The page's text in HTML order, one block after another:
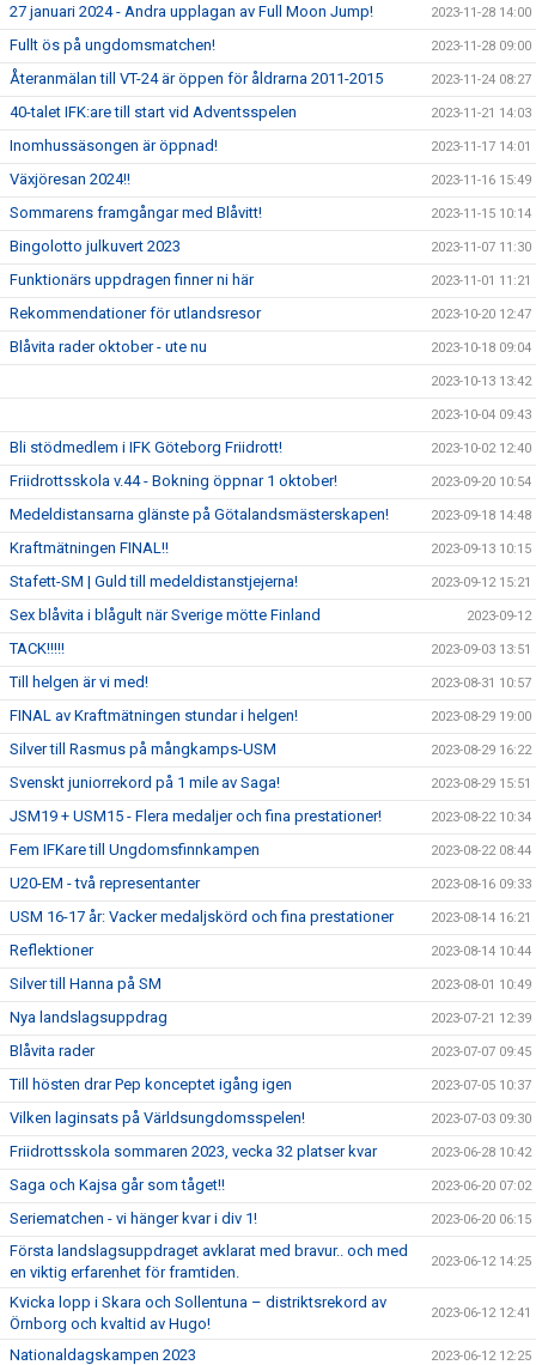
27 januari 2024 - Andra upplagan av Full Moon Jump! 2023-11-28 14:00
Fullt ös på ungdomsmatchen! 2023-11-28 09:00
Återanmälan till VT-24 är öppen för åldrarna 2011-2015 2023-11-24 08:27
40-talet IFK:are till start vid Adventsspelen 2023-11-21 14:03
Inomhussäsongen är öppnad! 2023-11-17 14:01
Växjöresan 2024!! 2023-11-16 15:49
Sommarens framgångar med Blåvitt! 2023-11-15 10:14
Bingolotto julkuvert 2023 2023-11-07 11:30
Funktionärs uppdragen finner ni här 2023-11-01 11:21
Rekommendationer för utlandsresor 2023-10-20 12:47
Blåvita rader oktober - ute nu 2023-10-18 09:04
2023-10-13 13:42
2023-10-04 09:43
Bli stödmedlem i IFK Göteborg Friidrott! 2023-10-02 12:40
Friidrottsskola v.44 - Bokning öppnar 1 oktober! 2023-09-20 10:54
Medeldistansarna glänste på Götalandsmästerskapen! 2023-09-18 14:48
Kraftmätningen FINAL!! 2023-09-13 10:15
Stafett-SM | Guld till medeldistanstjejerna! 2023-09-12 15:21
Sex blåvita i blågult när Sverige mötte Finland 2023-09-12
TACK!!!!! 2023-09-03 13:51
Till helgen är vi med! 2023-08-31 10:57
FINAL av Kraftmätningen stundar i helgen! 2023-08-29 19:00
Silver till Rasmus på mångkamps-USM 2023-08-29 16:22
Svenskt juniorrekord på 1 mile av Saga! 2023-08-29 15:51
JSM19 + USM15 - Flera medaljer och fina prestationer! 2023-08-22 10:34
Fem IFKare till Ungdomsfinnkampen 2023-08-22 08:44
U20-EM - två representanter 2023-08-16 09:33
USM 16-17 år: Vacker medaljskörd och fina prestationer 2023-08-14 16:21
Reflektioner 2023-08-14 10:44
Silver till Hanna på SM 2023-08-01 10:49
Nya landslagsuppdrag 2023-07-21 12:39
Blåvita rader 2023-07-07 09:45
Till hösten drar Pep konceptet igång igen 2023-07-05 10:37
Vilken laginsats på Världsungdomsspelen! 2023-07-03 09:30
Friidrottsskola sommaren 2023, vecka 32 platser kvar 2023-06-28 10:42
Saga och Kajsa går som tåget!! 2023-06-20 07:02
Seriematchen - vi hänger kvar i div 1! 2023-06-20 06:15
Första landslagsuppdraget avklarat med bravur.. och med
en viktig erfarenhet för framtiden.
2023-06-12 14:25
Kvicka lopp i Skara och Sollentuna – distriktsrekord av
Örnborg och kvaltid av Hugo!
2023-06-12 12:41
Nationaldagskampen 2023 2023-06-12 12:25